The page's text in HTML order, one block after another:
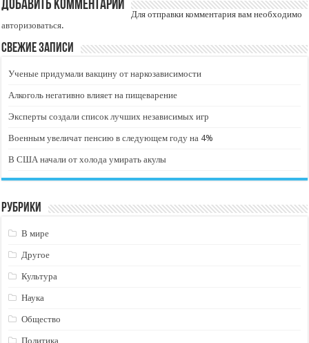
Добавить комментарий
Для отправки комментария вам необходимо
авторизоваться.
Свежие записи
Ученые придумали вакцину от наркозависимости
Алкоголь негативно влияет на пищеварение
Эксперты создали список лучших независимых игр
Военным увеличат пенсию в следующем году на 4%
В США начали от холода умирать акулы
Рубрики
В мире
Другое
Культура
Наука
Общество
Политика